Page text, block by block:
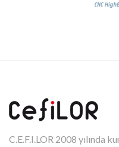
C.E.F.I.LOR 2008 yılında